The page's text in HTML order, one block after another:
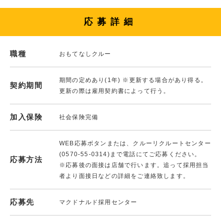
応募詳細
職種 おもてなしクルー
契約期間
期間の定めあり(1年) ※更新する場合があり得る。
更新の際は雇用契約書によって行う。
加入保険 社会保険完備
応募方法
WEB応募ボタンまたは、クルーリクルートセンター
(0570-55-0314)まで電話にてご応募ください。
※応募後の面接は店舗で行います。追って採用担当
者より面接日などの詳細をご連絡致します。
応募先 マクドナルド採用センター